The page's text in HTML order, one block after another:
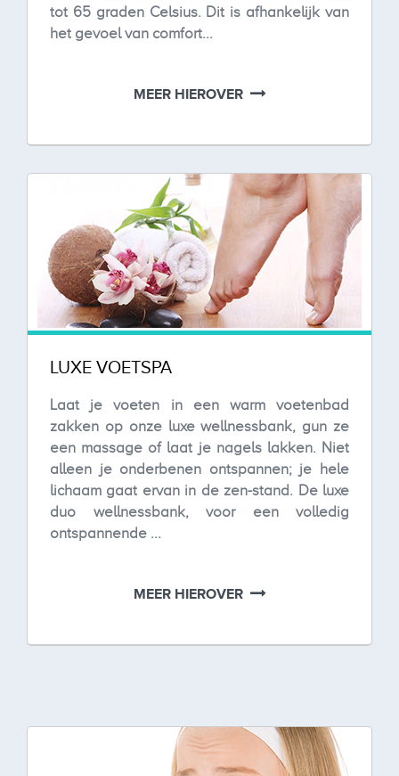
tot 65 graden Celsius. Dit is afhankelijk van
het gevoel van comfort...
MEER HIEROVER
LUXE VOETSPA
Laat je voeten in een warm voetenbad
zakken op onze luxe wellnessbank, gun ze
een massage of laat je nagels lakken. Niet
alleen je onderbenen ontspannen; je hele
lichaam gaat ervan in de zen-stand. De luxe
duo wellnessbank, voor een volledig
ontspannende ...
MEER HIEROVER